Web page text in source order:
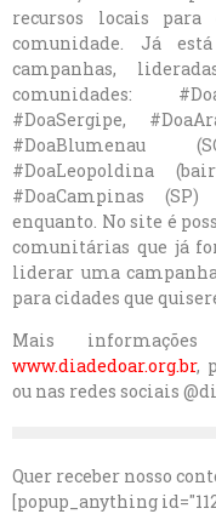
recursos locais
comunidade. Já
campanhas,
comunidades:
#DoaSergipe,
#DoaBlumenau
#DoaLeopoldina
#DoaCampinas
enquanto. No site é
comunitárias que já
liderar uma
para cidades que
Mais
www.diadedoar.org.br,
ou nas redes sociais
Quer receber nosso
[popup_anything